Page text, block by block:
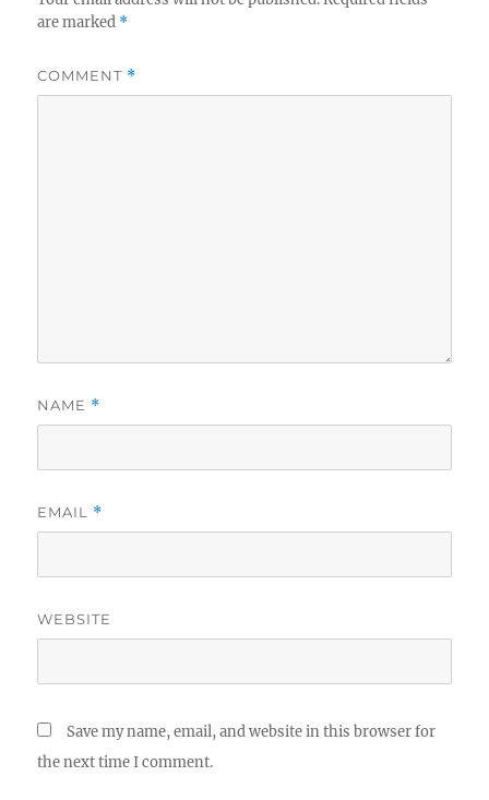
are marked *
COMMENT *
NAME *
EMAIL *
WEBSITE
Save my name, email, and website in this browser for
the next time I comment.